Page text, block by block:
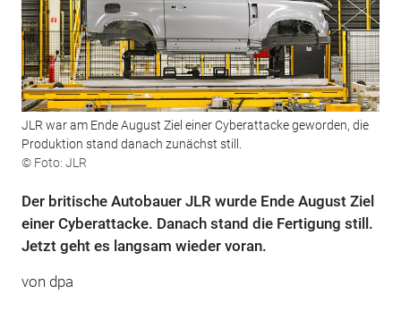
JLR war am Ende August Ziel einer Cyberattacke geworden, die
Produktion stand danach zunächst still.
© Foto: JLR
Der britische Autobauer JLR wurde Ende August Ziel
einer Cyberattacke. Danach stand die Fertigung still.
Jetzt geht es langsam wieder voran.
von dpa